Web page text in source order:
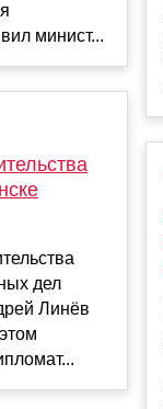
минист...
дел
Линёв